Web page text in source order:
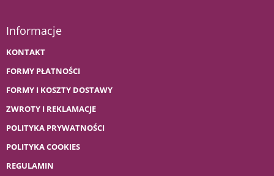
Informacje
KONTAKT
FORMY PŁATNOŚCI
FORMY I KOSZTY DOSTAWY
ZWROTY I REKLAMACJE
POLITYKA PRYWATNOŚCI
POLITYKA COOKIES
REGULAMIN